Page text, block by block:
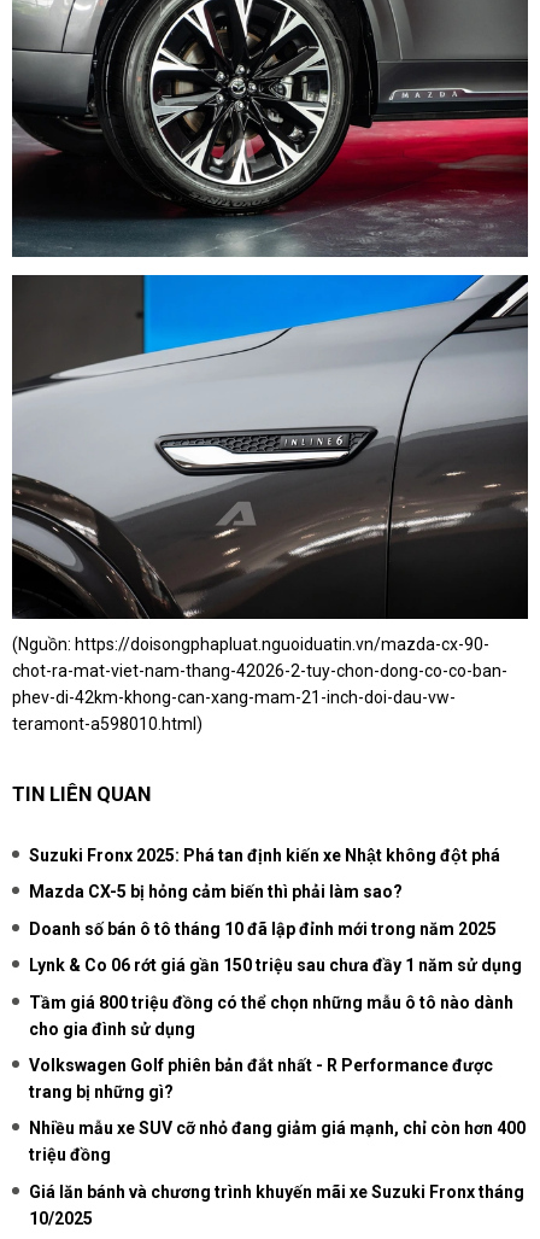
(Nguồn: https://doisongphapluat.nguoiduatin.vn/mazda-cx-90-
chot-ra-mat-viet-nam-thang-42026-2-tuy-chon-dong-co-co-ban-
phev-di-42km-khong-can-xang-mam-21-inch-doi-dau-vw-
teramont-a598010.html )
TIN LIÊN QUAN
Suzuki Fronx 2025: Phá tan định kiến xe Nhật không đột phá
Mazda CX-5 bị hỏng cảm biến thì phải làm sao?
Doanh số bán ô tô tháng 10 đã lập đỉnh mới trong năm 2025
Lynk & Co 06 rớt giá gần 150 triệu sau chưa đầy 1 năm sử dụng
Tầm giá 800 triệu đồng có thể chọn những mẫu ô tô nào dành
cho gia đình sử dụng
Volkswagen Golf phiên bản đắt nhất - R Performance được
trang bị những gì?
Nhiều mẫu xe SUV cỡ nhỏ đang giảm giá mạnh, chỉ còn hơn 400
triệu đồng
Giá lăn bánh và chương trình khuyến mãi xe Suzuki Fronx tháng
10/2025